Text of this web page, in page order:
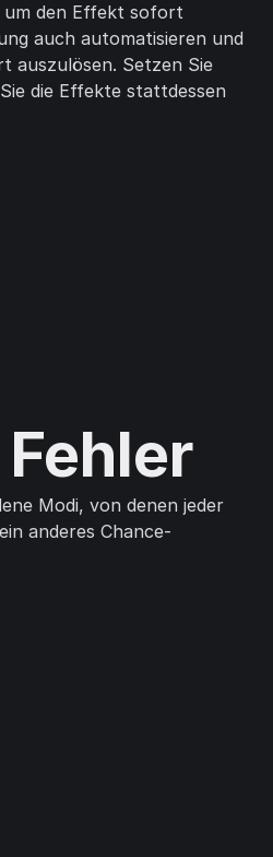
den Effekt sofort
auch automatisieren und
auszulösen. Setzen Sie
die Effekte stattdessen
Modi, von denen jeder
anderes Chance-